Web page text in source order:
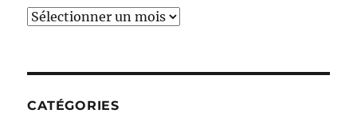
Ces
CATÉGORIES